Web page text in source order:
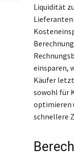
Liquidität
einsparen,
Käufer
sowohl für
optimieren
schnellere